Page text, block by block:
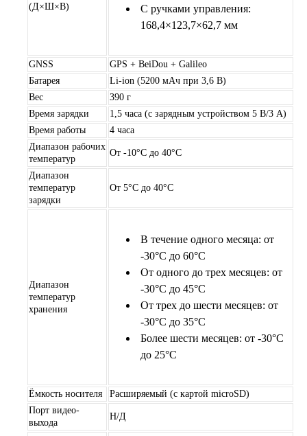
(Д×Ш×В)
С ручками управления:
168,4×123,7×62,7 мм
GNSS
GPS + BeiDou + Galileo
Батарея
Li-ion (5200 мАч при 3,6 В)
Вес
390 г
Время зарядки
1,5 часа (с зарядным устройством 5 В/3 А)
Время работы
4 часа
Диапазон рабочих
температур
От -10°C до 40°C
Диапазон
температур
зарядки
От 5°C до 40°C
Диапазон
температур
хранения
В течение одного месяца: от
-30°C до 60°C
От одного до трех месяцев: от
-30°C до 45°C
От трех до шести месяцев: от
-30°C до 35°C
Более шести месяцев: от -30°C
до 25°C
Ёмкость носителя
Расширяемый (с картой microSD)
Порт видео-
выхода
Н/Д